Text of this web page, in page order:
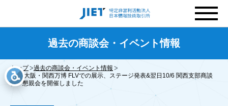
過去の商談会・イベント情報
トップ
過去の商談会・イベント情報
10/5 大阪・関西万博 FLVでの展示、ステージ発表&翌日10/6 関西支部商談
会・懇親会を開催しました